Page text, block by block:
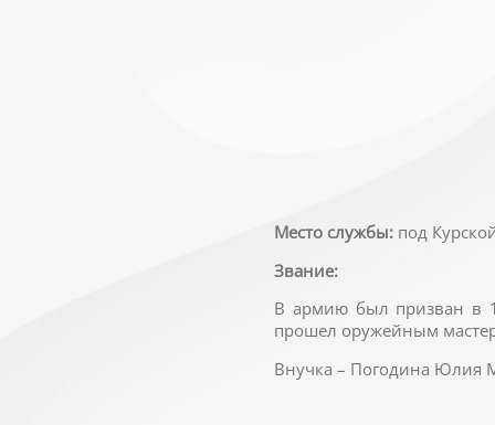
Место службы: под
Звание:
В армию был призван в
прошел оружейным
Внучка – Погодина Юлия